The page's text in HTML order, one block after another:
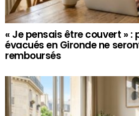
« Je pensais être couvert » :
évacués en Gironde ne
remboursés